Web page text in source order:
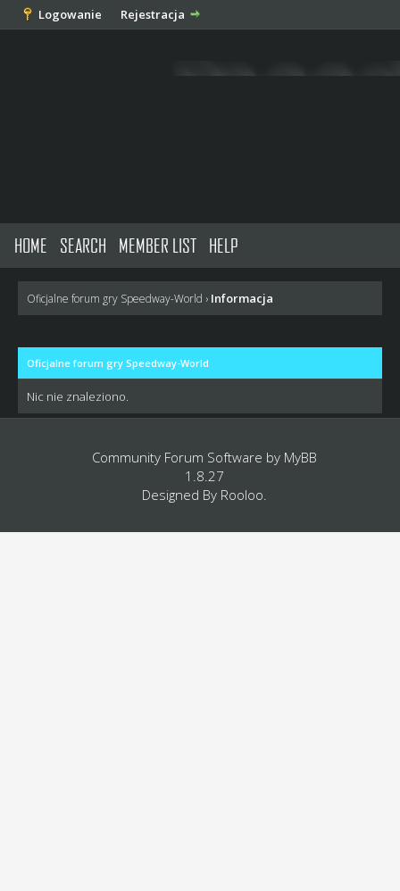
Logowanie Rejestracja
HOME SEARCH MEMBER LIST HELP
Oficjalne forum gry Speedway-World › Informacja
Oficjalne forum gry Speedway-World
Nic nie znaleziono.
Community Forum Software by MyBB
1.8.27
Designed By Rooloo.